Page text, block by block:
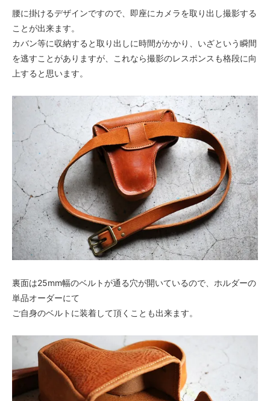
腰に掛けるデザインですので、即座にカメラを取り出し撮影する
ことが出来ます。
カバン等に収納すると取り出しに時間がかかり、いざという瞬間
を逃すことがありますが、これなら撮影のレスポンスも格段に向
上すると思います。
裏面は25mm幅のベルトが通る穴が開いているので、ホルダーの
単品オーダーにて
ご自身のベルトに装着して頂くことも出来ます。